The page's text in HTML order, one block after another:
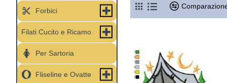
Forbici
Filati Cucito e Ricamo
Per Sartoria
Fliseline e Ovatte